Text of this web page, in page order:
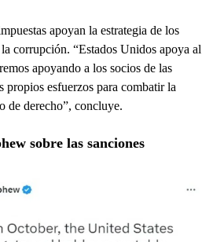
apoyan la estrategia de los
corrupción. “Estados Unidos apoya al
apoyando a los socios de las
propios esfuerzos para combatir la
de derecho”, concluye.
sobre las sanciones